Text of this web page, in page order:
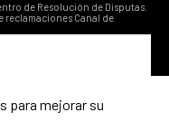
de Resolución de Disputas.
reclamaciones Canal de
para mejorar su